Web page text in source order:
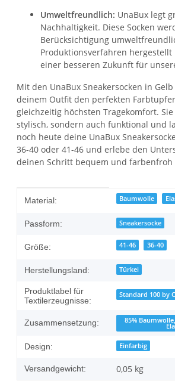
Umweltfreundlich: UnaBux legt
Nachhaltigkeit. Diese Socken
Berücksichtigung
Produktionsverfahren
einer besseren Zukunft für
Mit den UnaBux Sneakersocken in
deinem Outfit den perfekten
gleichzeitig höchsten Tragekomfort.
stylisch, sondern auch funktional und
noch heute deine UnaBux
36-40 oder 41-46 und erlebe den
deinen Schritt bequem und farbenfroh
Produkteigenschaft
Wert
Material: Baumwolle
Passform: Sneakersocke
Größe: 41-46 36-40
Herstellungsland: Türkei
Produktlabel für
Textilerzeugnisse:
Standard 100 by
Zusammensetzung: 85%
Design: Einfarbig
Versandgewicht: 0,05 kg